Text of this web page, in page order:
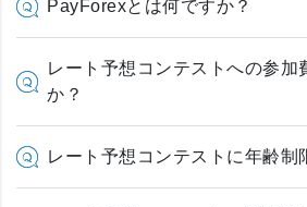
PayForexとは何ですか？
レート予想コンテストへの参加
か？
レート予想コンテストに年齢制